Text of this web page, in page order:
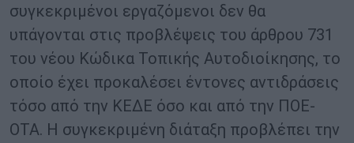
συγκεκριμένοι εργαζόμενοι δεν θα
υπάγονται στις προβλέψεις του άρθρου 731
του νέου Κώδικα Τοπικής Αυτοδιοίκησης, το
οποίο έχει προκαλέσει έντονες αντιδράσεις
τόσο από την ΚΕΔΕ όσο και από την ΠΟΕ-
ΟΤΑ. Η συγκεκριμένη διάταξη προβλέπει την